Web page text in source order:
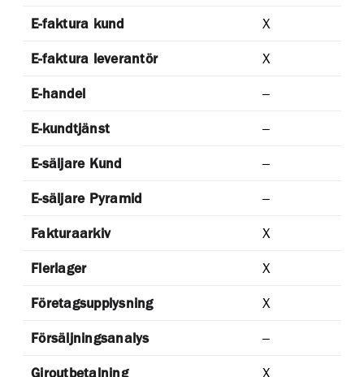
E-faktura kund X
E-faktura leverantör X
E-handel –
E-kundtjänst –
E-säljare Kund –
E-säljare Pyramid –
Fakturaarkiv X
Flerlager X
Företagsupplysning X
Försäljningsanalys –
Giroutbetalning X